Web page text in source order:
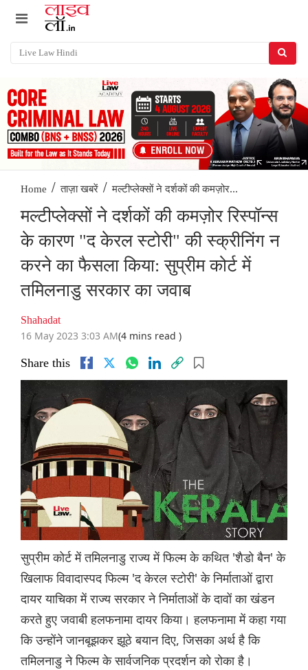
Home / ताज़ा खबरें / मल्टीप्लेक्सों ने दर्शकों की कमज़ोर...
मल्टीप्लेक्सों ने दर्शकों की कमज़ोर रिस्पॉन्स
के कारण "द केरल स्टोरी" की स्क्रीनिंग न
करने का फैसला किया: सुप्रीम कोर्ट में
तमिलनाडु सरकार का जवाब
Shahadat
16 May 2023 3:03 AM(4 mins read )
Share this
सुप्रीम कोर्ट में तमिलनाडु राज्य में फिल्म के कथित 'शैडो बैन' के
खिलाफ विवादास्पद फिल्म 'द केरल स्टोरी' के निर्माताओं द्वारा
दायर याचिका में राज्य सरकार ने निर्माताओं के दावों का खंडन
करते हुए जवाबी हलफनामा दायर किया। हलफनामा में कहा गया
कि उन्होंने जानबूझकर झूठे बयान दिए, जिसका अर्थ है कि
तमिलनाडु ने फिल्म के सार्वजनिक प्रदर्शन को रोका है।